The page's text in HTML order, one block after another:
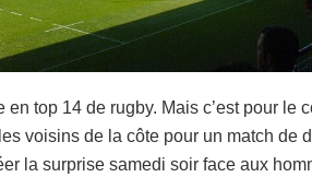
en top 14 de rugby. Mais c’est pour
voisins de la côte pour un match de
la surprise samedi soir face aux